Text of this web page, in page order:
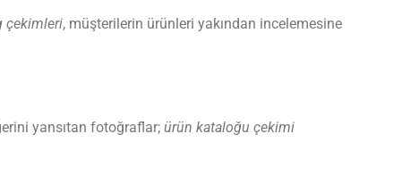
çekimleri, müşterilerin ürünleri yakından incelemesine
yansıtan fotoğraflar; ürün kataloğu çekimi